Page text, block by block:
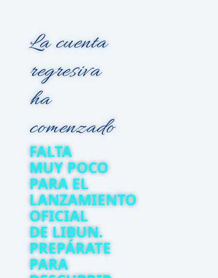
La cuenta
regresiva
ha
comenzado
FALTA
MUY POCO
PARA EL
LANZAMIENTO
OFICIAL
DE LIBUN.
PREPÁRATE
PARA